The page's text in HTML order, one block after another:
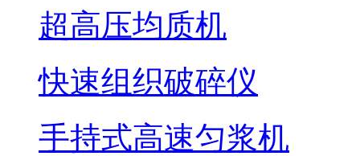
超高压均质机
快速组织破碎仪
手持式高速匀浆机